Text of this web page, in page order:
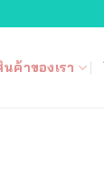
นค้าของเรา